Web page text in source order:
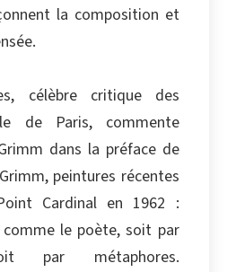
la composition et
célèbre critique des
de Paris, commente
dans la préface de
peintures récentes
Cardinal en 1962 :
le poète, soit par
par métaphores.